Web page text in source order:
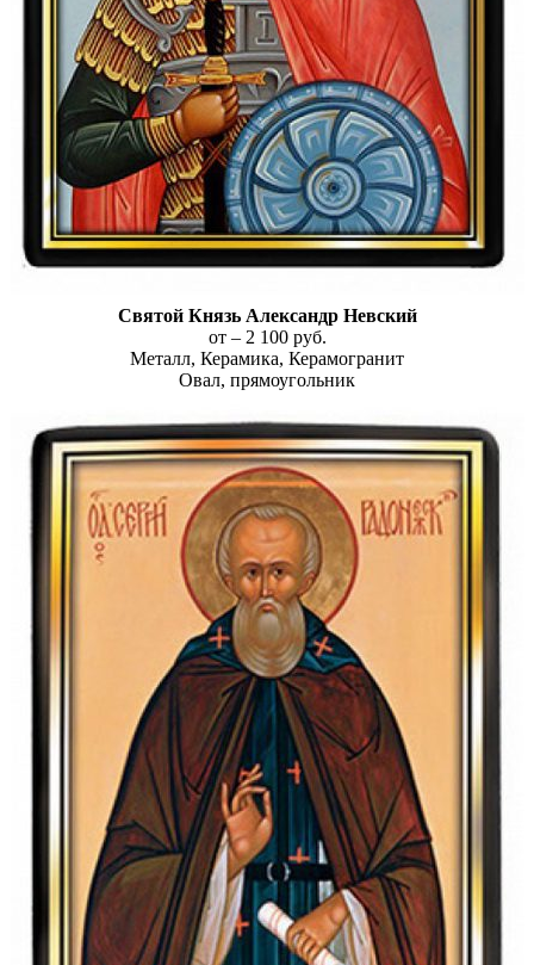
Святой Князь Александр Невский
от – 2 100 руб.
Металл, Керамика, Керамогранит
Овал, прямоугольник